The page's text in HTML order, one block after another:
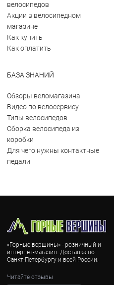
велосипедов
Акции в велосипедном
магазине
Как купить
Как оплатить
БАЗА ЗНАНИЙ
Обзоры веломагазина
Видео по велосервису
Типы велосипедов
Сборка велосипеда из
коробки
Для чего нужны контактные
педали
«Горные вершины» - розничный и
интернет-магазин. Доставка по
Санкт-Петербургу и всей России.
Читайте отзывы